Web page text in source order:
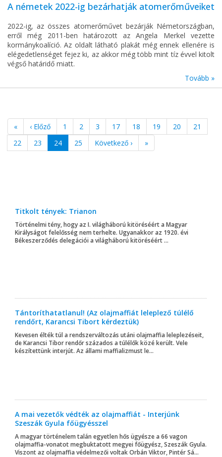
A németek 2022-ig bezárhatják atomerőműveiket
2022-ig, az összes atomerőművet bezárják Németországban,
erről még 2011-ben határozott az Angela Merkel vezette
kormánykoalíció. Az oldalt látható plakát még ennek ellenére is
elégedetlenséget fejez ki, az akkor még több mint tíz évvel kitolt
végső határidő miatt.
Tovább »
« ‹ Előző 1 2 3 17 18 19 20
21
22
23 24 25 Következő › »
Titkolt tények: Trianon
Történelmi tény, hogy az I. világháború kitöréséért a Magyar
Királyságot felelősség nem terhelte. Ugyanakkor az 1920. évi
Békeszerződés delegációi a világháború kitöréséért ...
Tántoríthatatlanul! (Az olajmaffiát leleplező túlélő
rendőrt, Karancsi Tibort kérdeztük)
Kevesen élték túl a rendszerváltozás utáni olajmaffia leleplezéseit,
de Karancsi Tibor rendőr százados a túlélők közé került. Vele
készítettünk interjút. Az állami maffializmust le...
A mai vezetők védték az olajmaffiát - Interjúnk
Szeszák Gyula főügyésszel
A magyar történelem talán egyetlen hős ügyésze a 66 vagon
olajmaffia-vonatot megbuktatott megyei főügyész, Szeszák Gyula.
Viszont az olajmaffia védelmezői voltak Orbán Viktor, Pintér Sá...